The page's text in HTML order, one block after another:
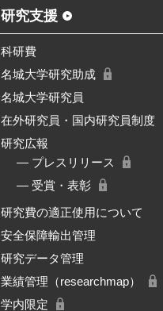
研究支援
科研費
名城大学研究助成
名城大学研究員
在外研究員・国内研究員制度
研究広報
― プレスリリース
― 受賞・表彰
研究費の適正使用について
安全保障輸出管理
研究データ管理
業績管理（researchmap）
学内限定